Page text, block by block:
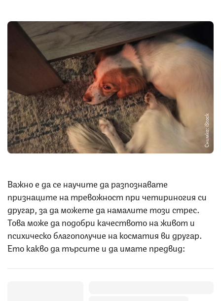
Снимка: iStock
Важно е да се научите да разпознавате
признаците на тревожност при четириногия си
другар, за да можете да намалите този стрес.
Това може да подобри качеството на живот и
психическо благополучие на косматия ви другар.
Ето какво да търсите и да имате предвид: